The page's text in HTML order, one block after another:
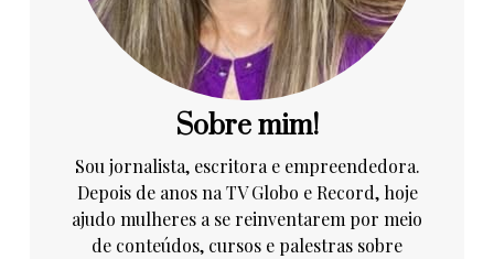
Sobre mim!
Sou jornalista, escritora e empreendedora.
Depois de anos na TV Globo e Record, hoje
ajudo mulheres a se reinventarem por meio
de conteúdos, cursos e palestras sobre